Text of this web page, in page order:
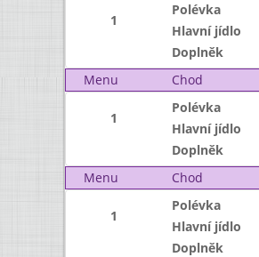
1
Polévka
Hlavní jídlo
Doplněk
Menu
Chod
1
Polévka
Hlavní jídlo
Doplněk
Menu
Chod
1
Polévka
Hlavní jídlo
Doplněk